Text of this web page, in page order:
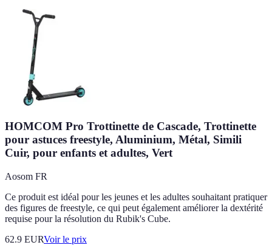
HOMCOM Pro Trottinette de Cascade, Trottinette
pour astuces freestyle, Aluminium, Métal, Simili
Cuir, pour enfants et adultes, Vert
Aosom FR
Ce produit est idéal pour les jeunes et les adultes souhaitant pratiquer
des figures de freestyle, ce qui peut également améliorer la dextérité
requise pour la résolution du Rubik's Cube.
62.9 EURVoir le prix